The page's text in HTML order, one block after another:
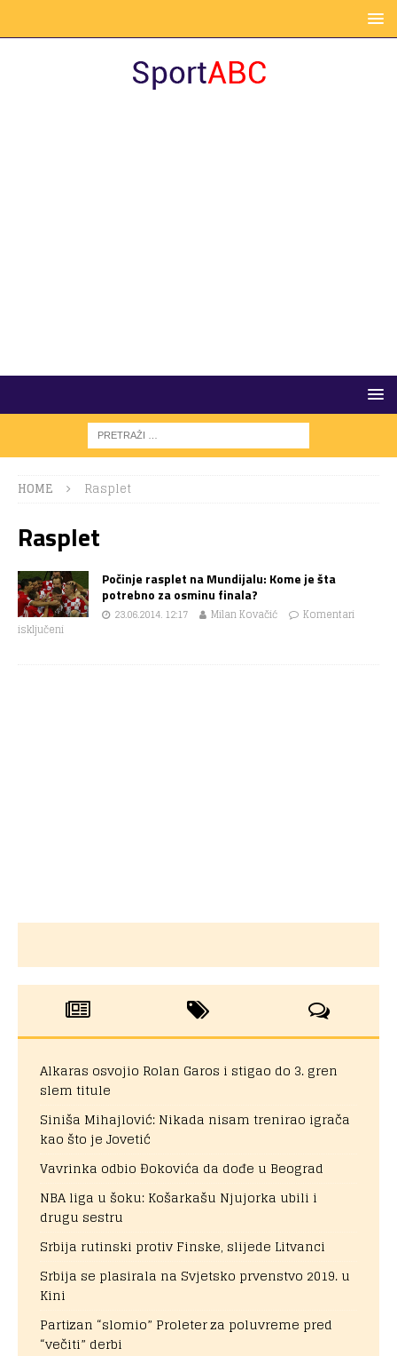
HOME Rasplet
Rasplet
Počinje rasplet na Mundijalu: Kome je šta
potrebno za osminu finala?
23.06.2014. 12:17 Milan Kovačić
Komentari
isključeni
Alkaras osvojio Rolan Garos i stigao do 3. gren
slem titule
Siniša Mihajlović: Nikada nisam trenirao igrača
kao što je Jovetić
Vavrinka odbio Đokovića da dođe u Beograd
NBA liga u šoku: Košarkašu Njujorka ubili i
drugu sestru
Srbija rutinski protiv Finske, slijede Litvanci
Srbija se plasirala na Svjetsko prvenstvo 2019. u
Kini
Partizan “slomio” Proleter za poluvreme pred
“večiti” derbi